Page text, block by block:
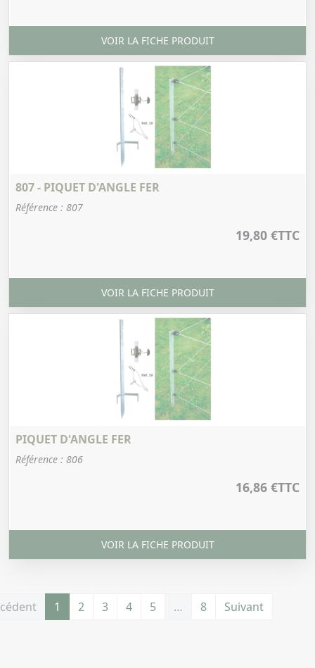
VOIR LA FICHE PRODUIT
807 - PIQUET D'ANGLE FER
Référence : 807
19,80 €TTC
VOIR LA FICHE PRODUIT
PIQUET D'ANGLE FER
Référence : 806
16,86 €TTC
VOIR LA FICHE PRODUIT
1 2 3 4 5 … 8 Suivant